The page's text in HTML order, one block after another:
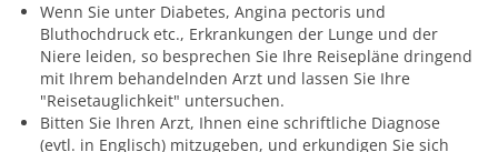
Wenn Sie unter Diabetes, Angina pectoris und
Bluthochdruck etc., Erkrankungen der Lunge und der
Niere leiden, so besprechen Sie Ihre Reisepläne dringend
mit Ihrem behandelnden Arzt und lassen Sie Ihre
"Reisetauglichkeit" untersuchen.
Bitten Sie Ihren Arzt, Ihnen eine schriftliche Diagnose
(evtl. in Englisch) mitzugeben, und erkundigen Sie sich